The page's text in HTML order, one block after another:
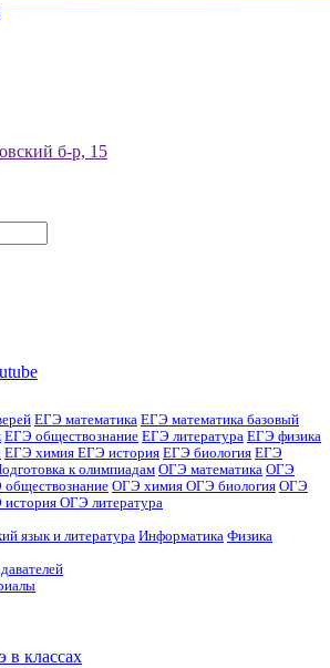
б-р, 15
ЕГЭ математика ЕГЭ математика базовый
ЕГЭ обществознание ЕГЭ литература ЕГЭ физика
ЕГЭ химия ЕГЭ история ЕГЭ биология ЕГЭ
к олимпиадам ОГЭ математика ОГЭ
ОГЭ химия ОГЭ биология ОГЭ
ОГЭ литература
язык и литература Информатика Физика
в классах